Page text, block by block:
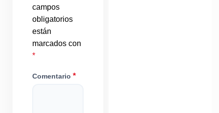
campos
obligatorios
están
marcados con
*
Comentario *